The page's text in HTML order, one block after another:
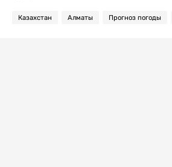
Казахстан Алматы Прогноз погоды